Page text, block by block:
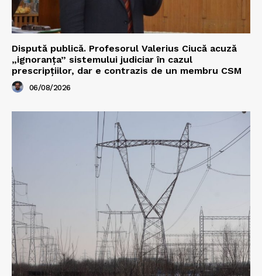
Dispută publică. Profesorul Valerius Ciucă acuză
„ignoranța” sistemului judiciar în cazul
prescripțiilor, dar e contrazis de un membru CSM
06/08/2026